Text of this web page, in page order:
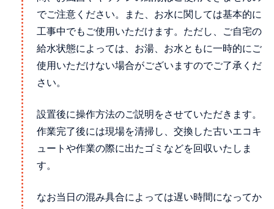
でご注意ください。また、お水に関しては基本的に
工事中でもご使用いただけます。ただし、ご自宅の
給水状態によっては、お湯、お水ともに一時的にご
使用いただけない場合がございますのでご了承くだ
さい。
設置後に操作方法のご説明をさせていただきます。
作業完了後には現場を清掃し、交換した古いエコキ
ュートや作業の際に出たゴミなどを回収いたしま
す。
なお当日の混み具合によっては遅い時間になってか